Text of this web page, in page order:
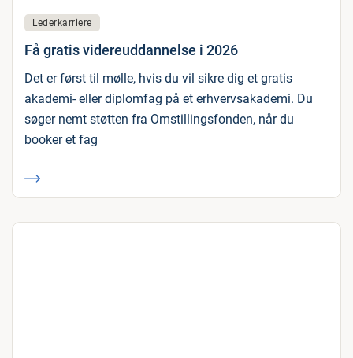
Lederkarriere
Få gratis videreuddannelse i 2026
Det er først til mølle, hvis du vil sikre dig et gratis
akademi- eller diplomfag på et erhvervsakademi. Du
søger nemt støtten fra Omstillingsfonden, når du
booker et fag